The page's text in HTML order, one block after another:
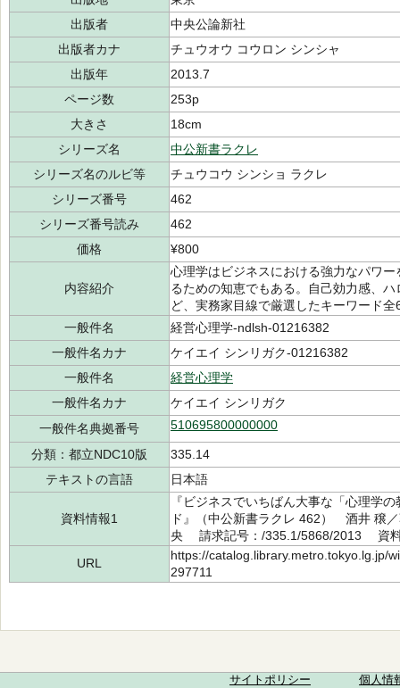
出版者
中央公論新社
出版者カナ
チュウオウ コウロン シンシャ
出版年
2013.7
ページ数
253p
大きさ
18cm
シリーズ名
中公新書ラクレ
シリーズ名のルビ等
チュウコウ シンショ ラクレ
シリーズ番号
462
シリーズ番号読み
462
価格
¥800
内容紹介
心理学はビジネスにおける強力なパワ
るための知恵でもある。自己効力感、
ど、実務家目線で厳選したキーワード
一般件名
経営心理学-ndlsh-01216382
一般件名カナ
ケイエイ シンリガク-01216382
一般件名
経営心理学
一般件名カナ
ケイエイ シンリガク
一般件名典拠番号
510695800000000
分類：都立NDC10版
335.14
テキストの言語
日本語
資料情報1
『ビジネスでいちばん大事な「心理学
ド』（中公新書ラクレ 462） 酒井
央 請求記号：/335.1/5868/2013 資料
URL
https://catalog.library.metro.tokyo.lg.jp/
297711
サイトポリシー 個人情